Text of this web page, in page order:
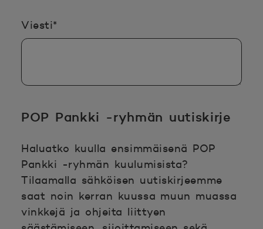
Viesti*
POP Pankki -ryhmän uutiskirje
Haluatko kuulla ensimmäisenä POP
Pankki -ryhmän kuulumisista?
Tilaamalla sähköisen uutiskirjeemme
saat noin kerran kuussa muun muassa
vinkkejä ja ohjeita liittyen